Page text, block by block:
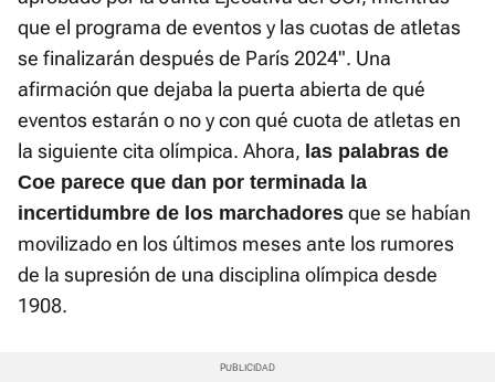
que el programa de eventos y las cuotas de atletas
se finalizarán después de París 2024". Una
afirmación que dejaba la puerta abierta de qué
eventos estarán o no y con qué cuota de atletas en
la siguiente cita olímpica. Ahora, las palabras de
Coe parece que dan por terminada la
incertidumbre de los marchadores que se habían
movilizado en los últimos meses ante los rumores
de la supresión de una disciplina olímpica desde
1908.